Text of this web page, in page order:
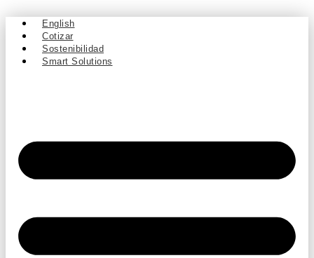
contenido
English
Cotizar
Sostenibilidad
Smart Solutions